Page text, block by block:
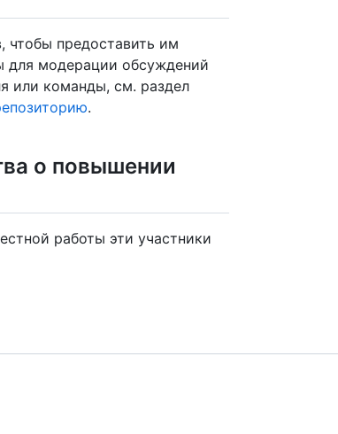
чтобы предоставить им
для модерации обсуждений
или команды, см. раздел
.
о повышении
работы эти участники